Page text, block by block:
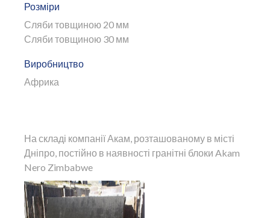
Розміри
Сляби товщиною 20 мм
Сляби товщиною 30 мм
Виробництво
Африка
На складі компанії Акам, розташованому в місті
Дніпро, постійно в наявності гранітні блоки Akam
Nero Zimbabwe